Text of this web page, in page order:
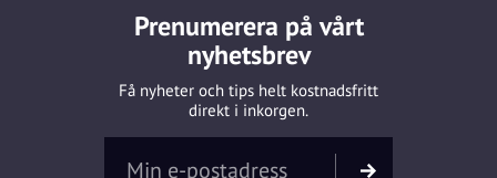
Prenumerera på vårt
nyhetsbrev
Få nyheter och tips helt kostnadsfritt
direkt i inkorgen.